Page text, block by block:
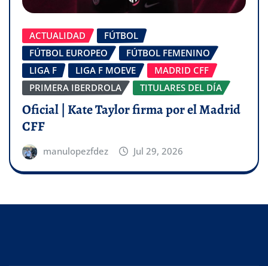
ACTUALIDAD
FÚTBOL
FÚTBOL EUROPEO
FÚTBOL FEMENINO
LIGA F
LIGA F MOEVE
MADRID CFF
PRIMERA IBERDROLA
TITULARES DEL DÍA
Oficial | Kate Taylor firma por el Madrid
CFF
manulopezfdez Jul 29, 2026